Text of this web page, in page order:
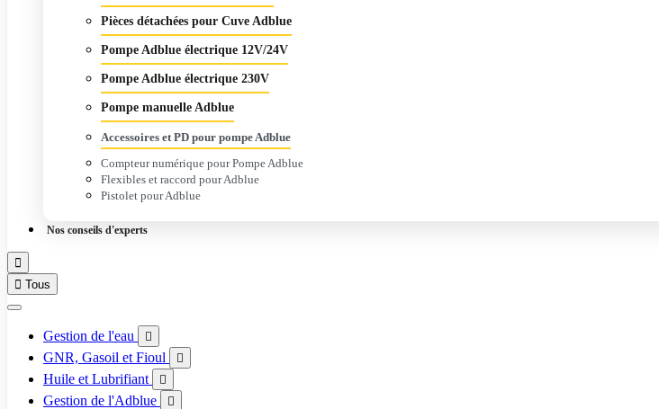
Pièces détachées pour Cuve Adblue
Pompe Adblue électrique 12V/24V
Pompe Adblue électrique 230V
Pompe manuelle Adblue
Accessoires et PD pour pompe Adblue
Compteur numérique pour Pompe Adblue
Flexibles et raccord pour Adblue
Pistolet pour Adblue
Nos conseils d'experts

 Tous
Gestion de l'eau 
GNR, Gasoil et Fioul 
Huile et Lubrifiant 
Gestion de l'Adblue 